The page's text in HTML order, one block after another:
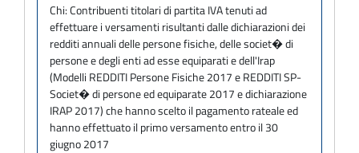
Chi:Contribuenti titolari di partita IVA tenuti ad
effettuare i versamenti risultanti dalle dichiarazioni dei
redditi annuali delle persone fisiche, delle societ� di
persone e degli enti ad esse equiparati e dell'Irap
(Modelli REDDITI Persone Fisiche 2017 e REDDITI SP-
Societ� di persone ed equiparate 2017 e dichiarazione
IRAP 2017) che hanno scelto il pagamento rateale ed
hanno effettuato il primo versamento entro il 30
giugno 2017